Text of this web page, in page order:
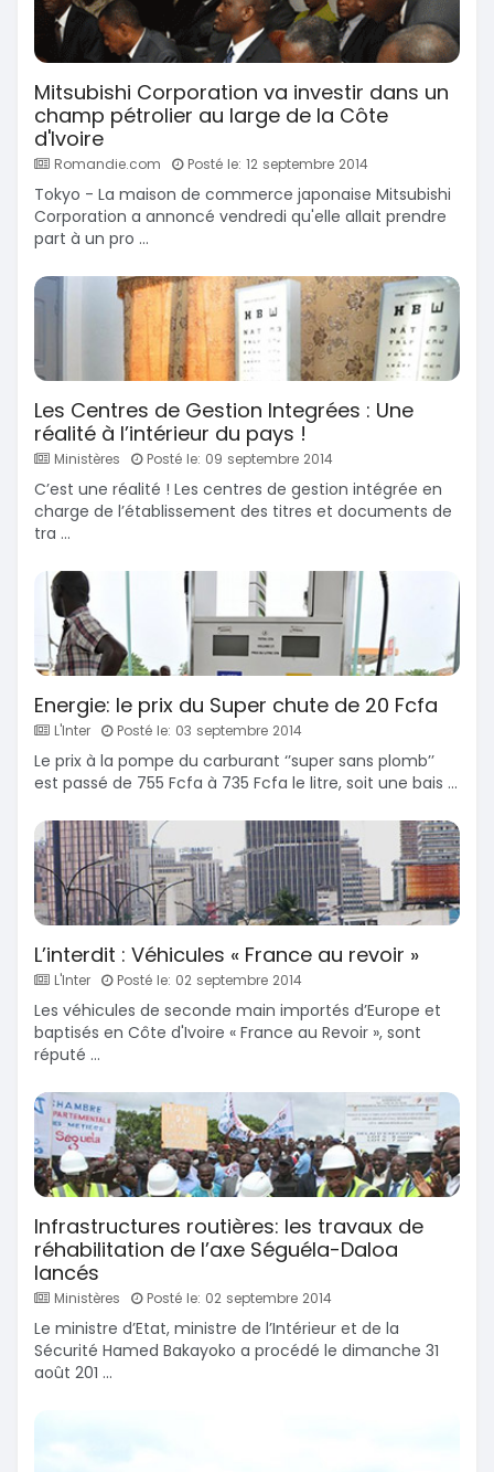
Mitsubishi Corporation va investir dans un
champ pétrolier au large de la Côte
d'Ivoire
Romandie.com Posté le: 12 septembre 2014
Tokyo - La maison de commerce japonaise Mitsubishi
Corporation a annoncé vendredi qu'elle allait prendre
part à un pro ...
Les Centres de Gestion Integrées : Une
réalité à l’intérieur du pays !
Ministères Posté le: 09 septembre 2014
C’est une réalité ! Les centres de gestion intégrée en
charge de l’établissement des titres et documents de
tra ...
Energie: le prix du Super chute de 20 Fcfa
L'Inter Posté le: 03 septembre 2014
Le prix à la pompe du carburant ‘’super sans plomb’’
est passé de 755 Fcfa à 735 Fcfa le litre, soit une bais ...
L’interdit : Véhicules « France au revoir »
L'Inter Posté le: 02 septembre 2014
Les véhicules de seconde main importés d’Europe et
baptisés en Côte d'Ivoire « France au Revoir », sont
réputé ...
Infrastructures routières: les travaux de
réhabilitation de l’axe Séguéla-Daloa
lancés
Ministères Posté le: 02 septembre 2014
Le ministre d’Etat, ministre de l’Intérieur et de la
Sécurité Hamed Bakayoko a procédé le dimanche 31
août 201 ...